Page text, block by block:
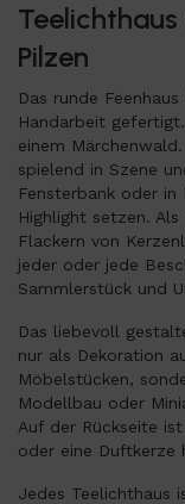
Pilzen
Das runde
Handarbeit
einem
spielend in Szene
Fensterbank oder in
Highlight setzen.
Flackern von
jeder oder jede
Sammlerstück und
Das liebevoll
nur als Dekoration
Möbelstücken,
Modellbau oder
Auf der Rückseite
oder eine Duftkerze
Jedes Teelichthaus